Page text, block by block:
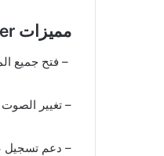
مميزات Voice Changer مهكر (Pro Unlocked)
– فتح جميع
– تغيير
– دعم تسجيل